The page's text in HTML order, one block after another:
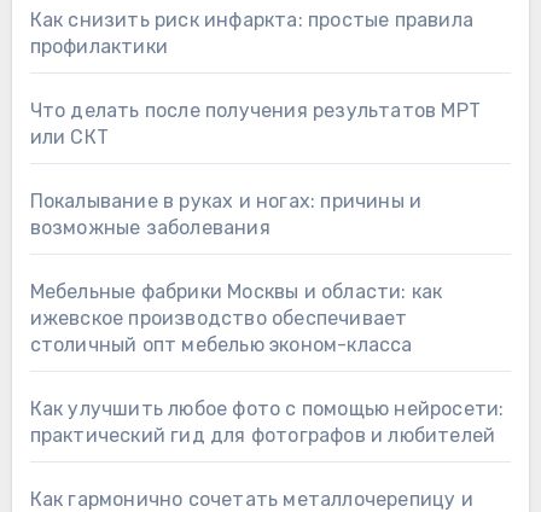
Как снизить риск инфаркта: простые правила
профилактики
Что делать после получения результатов МРТ
или СКТ
Покалывание в руках и ногах: причины и
возможные заболевания
Мебельные фабрики Москвы и области: как
ижевское производство обеспечивает
столичный опт мебелью эконом-класса
Как улучшить любое фото с помощью нейросети:
практический гид для фотографов и любителей
Как гармонично сочетать металлочерепицу и